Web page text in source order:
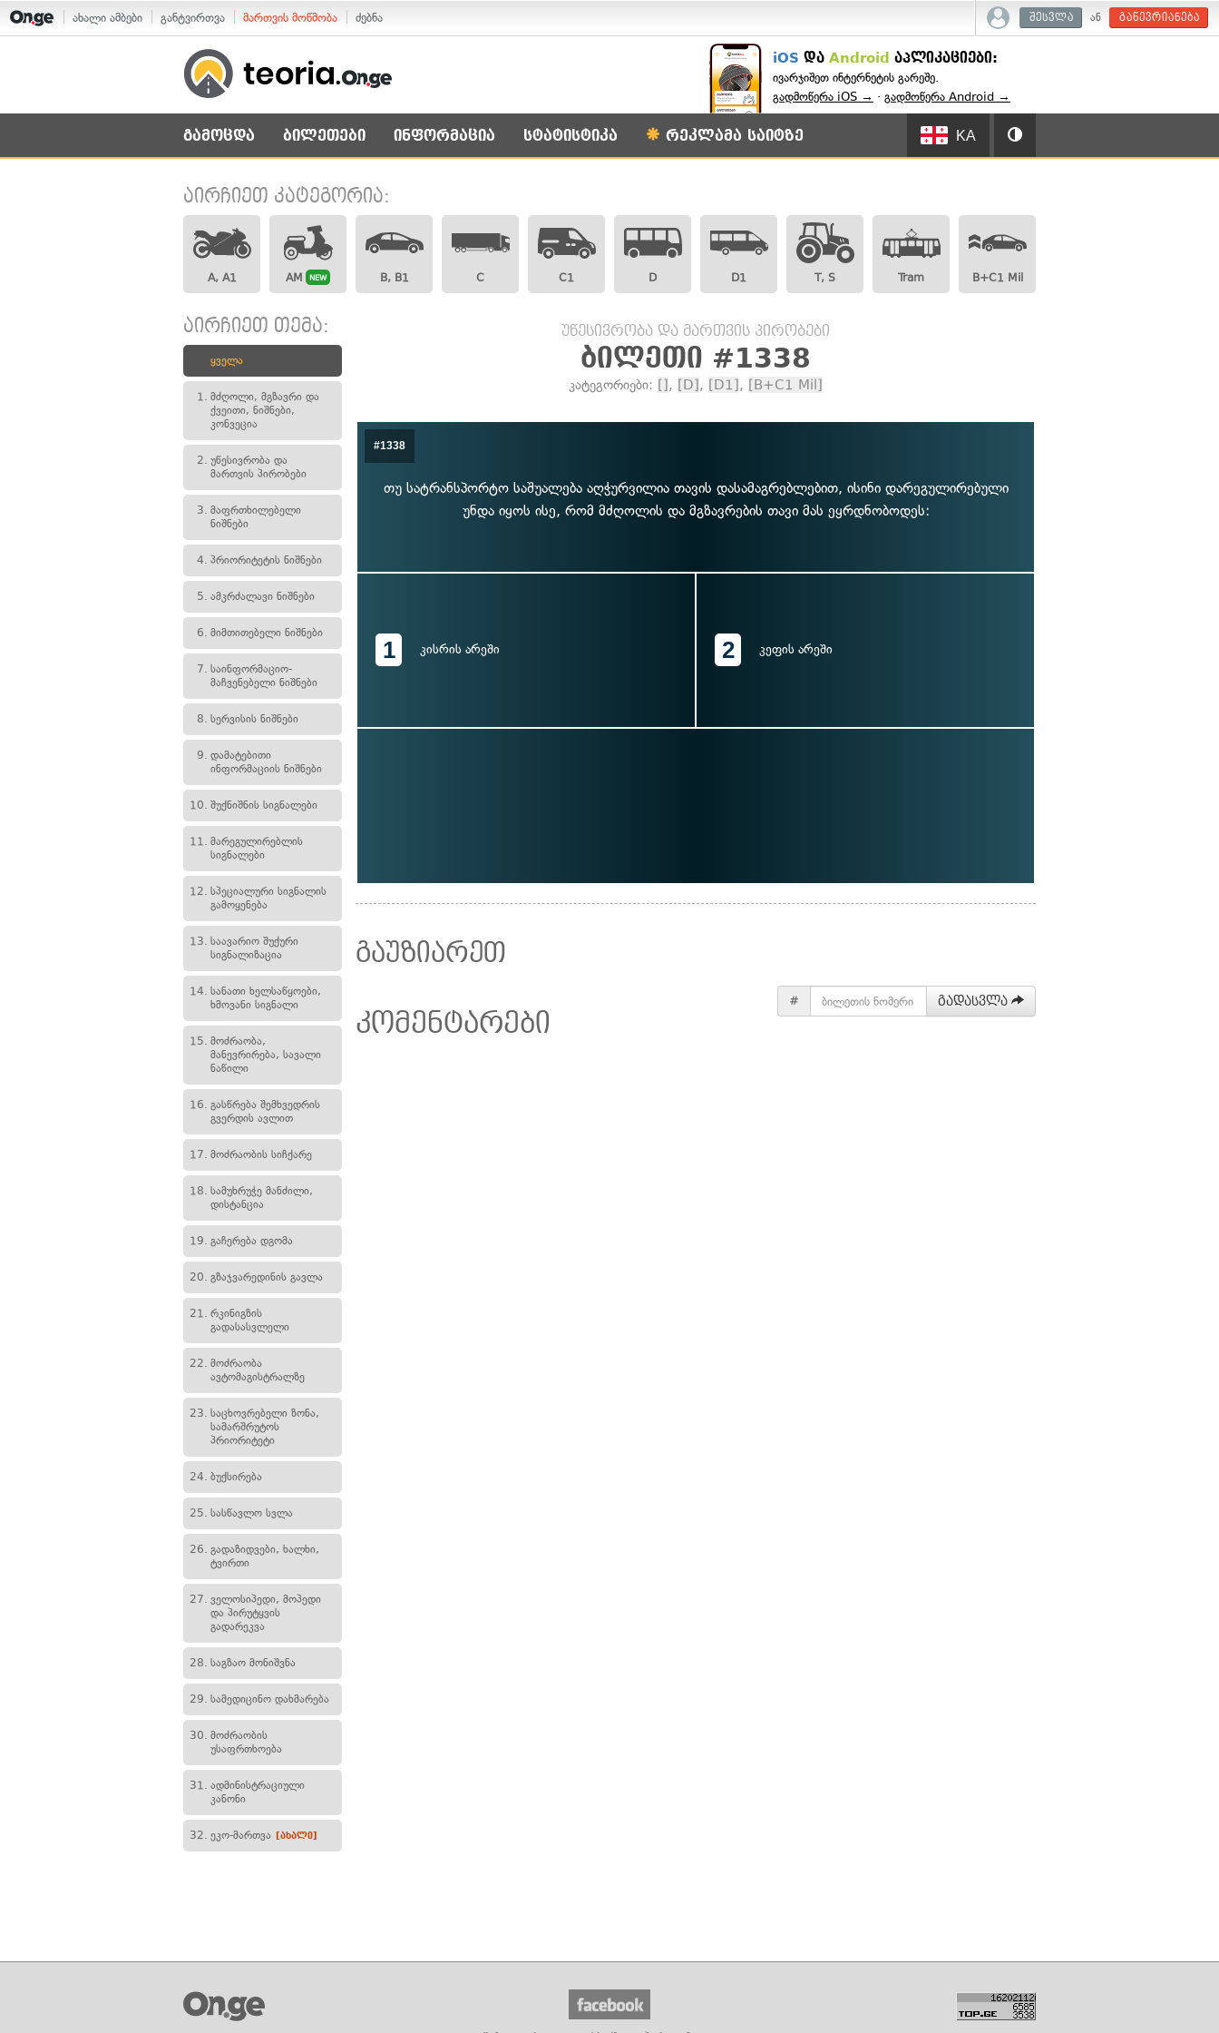
ახალი ამბები განტვირთვა მართვის მოწმობა ძებნა შესვლა ან გაწევრიანება
iOS და Android აპლიკაციები:
ივარჯიშეთ ინტერნეტის გარეშე.
გადმოწერა iOS → · გადმოწერა Android →
გამოცდა ბილეთები ინფორმაცია სტატისტიკა რეკლამა საიტზე KA
აირჩიეთ კატეგორია:
A, A1 AM NEW B, B1 C C1 D D1 T, S Tram B+C1 Mil
აირჩიეთ თემა:
ყველა
1. მძღოლი, მგზავრი და
ქვეითი, ნიშნები,
კონვეცია
2. უწესივრობა და
მართვის პირობები
3. მაფრთხილებელი
ნიშნები
4. პრიორიტეტის ნიშნები
5. ამკრძალავი ნიშნები
6. მიმთითებელი ნიშნები
7. საინფორმაციო-
მაჩვენებელი ნიშნები
8. სერვისის ნიშნები
9. დამატებითი
ინფორმაციის ნიშნები
10. შუქნიშნის სიგნალები
11. მარეგულირებლის
სიგნალები
12. სპეციალური სიგნალის
გამოყენება
13. საავარიო შუქური
სიგნალიზაცია
14. სანათი ხელსაწყოები,
ხმოვანი სიგნალი
15. მოძრაობა,
მანევრირება, სავალი
ნაწილი
16. გასწრება შემხვედრის
გვერდის ავლით
17. მოძრაობის სიჩქარე
18. სამუხრუჭე მანძილი,
დისტანცია
19. გაჩერება დგომა
20. გზაჯვარედინის გავლა
21. რკინიგზის
გადასასვლელი
22. მოძრაობა
ავტომაგისტრალზე
23. საცხოვრებელი ზონა,
სამარშრუტოს
პრიორიტეტი
24. ბუქსირება
25. სასწავლო სვლა
26. გადაზიდვები, ხალხი,
ტვირთი
27. ველოსიპედი, მოპედი
და პირუტყვის
გადარეკვა
28. საგზაო მონიშვნა
29. სამედიცინო დახმარება
30. მოძრაობის
უსაფრთხოება
31. ადმინისტრაციული
კანონი
32. ეკო-მართვა [ახალი]
უწესივრობა და მართვის პირობები
ბილეთი #1338
კატეგორიები: [], [D], [D1], [B+C1 Mil]
#1338
თუ სატრანსპორტო საშუალება აღჭურვილია თავის დასამაგრებლებით, ისინი დარეგულირებული
უნდა იყოს ისე, რომ მძღოლის და მგზავრების თავი მას ეყრდნობოდეს:
1 კისრის არეში 2 კეფის არეში
# გადასვლა
გაუზიარეთ
კომენტარები